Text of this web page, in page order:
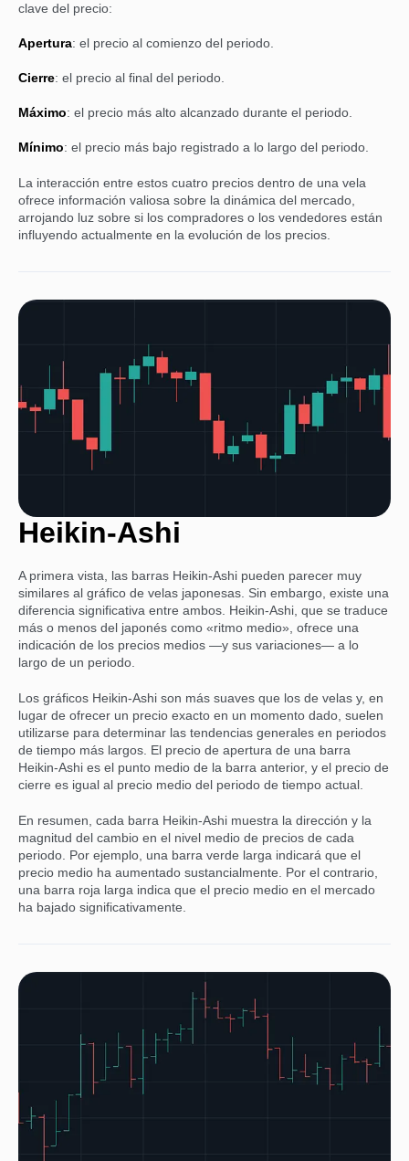
clave del precio:
Apertura: el precio al comienzo del periodo.
Cierre: el precio al final del periodo.
Máximo: el precio más alto alcanzado durante el periodo.
Mínimo: el precio más bajo registrado a lo largo del periodo.
La interacción entre estos cuatro precios dentro de una vela
ofrece información valiosa sobre la dinámica del mercado,
arrojando luz sobre si los compradores o los vendedores están
influyendo actualmente en la evolución de los precios.
Heikin-Ashi
A primera vista, las barras Heikin-Ashi pueden parecer muy
similares al gráfico de velas japonesas. Sin embargo, existe una
diferencia significativa entre ambos. Heikin-Ashi, que se traduce
más o menos del japonés como «ritmo medio», ofrece una
indicación de los precios medios —y sus variaciones— a lo
largo de un periodo.
Los gráficos Heikin-Ashi son más suaves que los de velas y, en
lugar de ofrecer un precio exacto en un momento dado, suelen
utilizarse para determinar las tendencias generales en periodos
de tiempo más largos. El precio de apertura de una barra
Heikin-Ashi es el punto medio de la barra anterior, y el precio de
cierre es igual al precio medio del periodo de tiempo actual.
En resumen, cada barra Heikin-Ashi muestra la dirección y la
magnitud del cambio en el nivel medio de precios de cada
periodo. Por ejemplo, una barra verde larga indicará que el
precio medio ha aumentado sustancialmente. Por el contrario,
una barra roja larga indica que el precio medio en el mercado
ha bajado significativamente.